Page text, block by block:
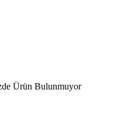
Ürün Bulunmuyor